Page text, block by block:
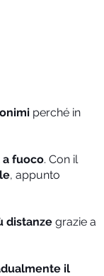
perché in
a fuoco. Con il
, appunto
distanze grazie a
il